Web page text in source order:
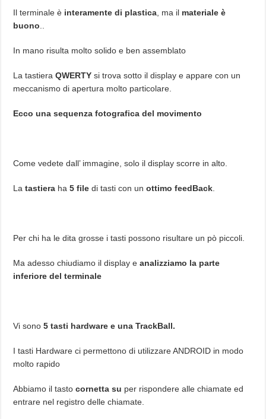
Il terminale è interamente di plastica , ma il materiale è
buono
In mano risulta molto solido e ben assemblato
La tastieraQWERTY si trova sotto il display e appare con un
meccanismo di apertura molto particolare.
Ecco una sequenza fotografica del movimento
Come vedete dall’ immagine, solo il display scorre in alto.
La tastiera ha 5 file di tasti con un ottimo feedBack
Per chi ha le dita grosse i tasti possono risultare un pò piccoli.
Ma adesso chiudiamo il display eanalizziamo la parte
inferiore del terminale
Vi sono 5 tasti hardware e una TrackBall.
I tasti Hardware ci permettono di utilizzare ANDROID in modo
molto rapido
Abbiamo il tastocornetta su per rispondere alle chiamate ed
entrare nel registro delle chiamate.